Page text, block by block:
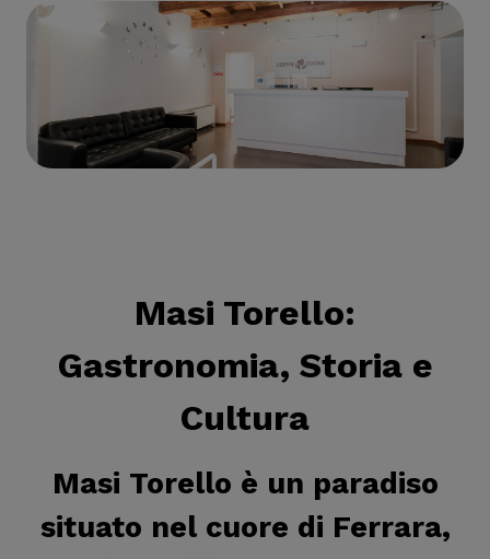
Masi Torello:
Gastronomia, Storia e
Cultura
Masi Torello è un paradiso
situato nel cuore di Ferrara,